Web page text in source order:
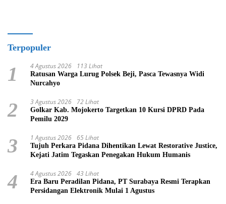
Terpopuler
1 4 Agustus 2026 113 Lihat
Ratusan Warga Lurug Polsek Beji, Pasca Tewasnya Widi
Nurcahyo
2 3 Agustus 2026 72 Lihat
Golkar Kab. Mojokerto Targetkan 10 Kursi DPRD Pada
Pemilu 2029
3 1 Agustus 2026 65 Lihat
Tujuh Perkara Pidana Dihentikan Lewat Restorative Justice,
Kejati Jatim Tegaskan Penegakan Hukum Humanis
4 4 Agustus 2026 43 Lihat
Era Baru Peradilan Pidana, PT Surabaya Resmi Terapkan
Persidangan Elektronik Mulai 1 Agustus